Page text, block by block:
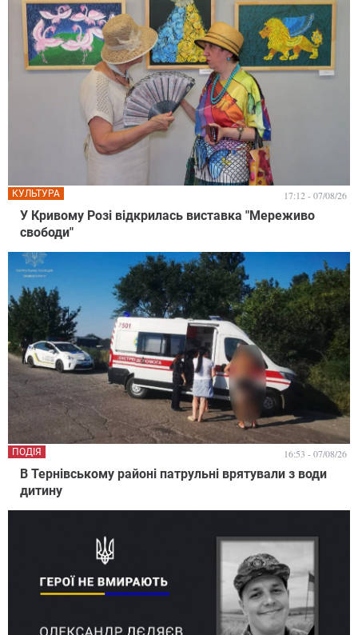
У Кривому Розі відкрилась виставка "Мереживо
свободи"
КУЛЬТУРА 17:12 - 07/08/26
В Тернівському районі патрульні врятували з води
дитину
ПОДІЯ 16:53 - 07/08/26